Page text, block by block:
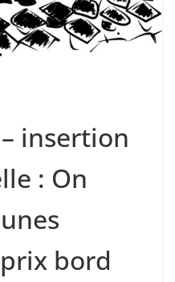
insertion
: On
bord